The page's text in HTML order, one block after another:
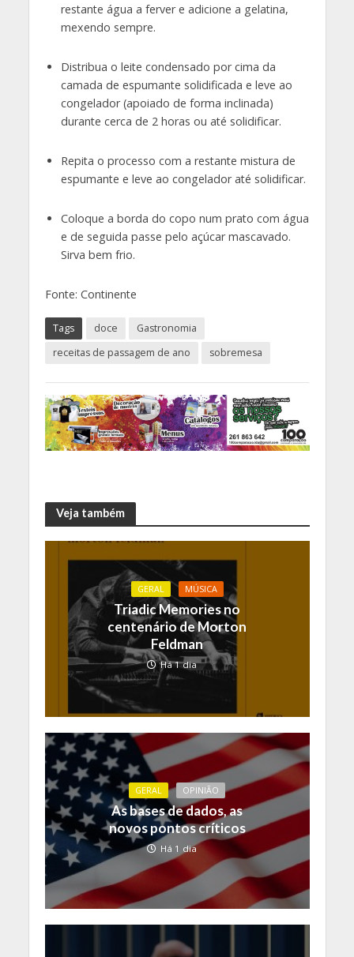
restante água a ferver e adicione a gelatina,
mexendo sempre.
Distribua o leite condensado por cima da
camada de espumante solidificada e leve ao
congelador (apoiado de forma inclinada)
durante cerca de 2 horas ou até solidificar.
Repita o processo com a restante mistura de
espumante e leve ao congelador até solidificar.
Coloque a borda do copo num prato com água
e de seguida passe pelo açúcar mascavado.
Sirva bem frio.
Fonte: Continente
Tags doce
Gastronomia
receitas de passagem de ano
sobremesa
Veja também
GERAL MÚSICA
Triadic Memories no
centenário de Morton
Feldman
Há 1 dia
GERAL OPINIÃO
As bases de dados, as
novos pontos críticos
Há 1 dia